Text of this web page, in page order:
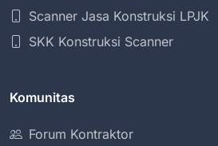
Scanner Jasa Konstruksi LPJK
SKK Konstruksi Scanner
Komunitas
Forum Kontraktor